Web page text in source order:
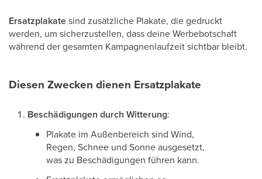
Ersatzplakatesind zusätzliche Plakate, die gedruckt
werden, um sicherzustellen, dass deine Werbebotschaft
während der gesamten Kampagnenlaufzeit sichtbar bleibt.
Diesen Zwecken dienen Ersatzplakate
Beschädigungen durch Witterung:
Plakate im Außenbereich sind Wind,
Regen, Schnee und Sonne ausgesetzt,
was zu Beschädigungen führen kann.